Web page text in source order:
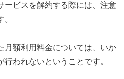
ービスを解約する際には、注意
月額利用料金については、いか
われないということです。